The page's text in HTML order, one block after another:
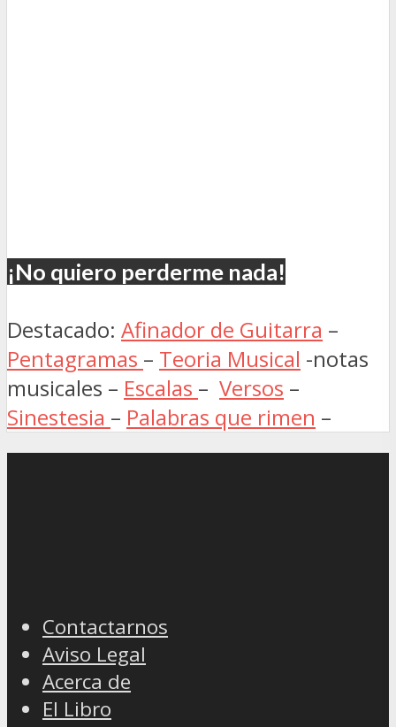
¡No quiero perderme nada!
Destacado: Afinador de Guitarra –
Pentagramas – Teoria Musical -notas
musicales – Escalas – Versos –
Sinestesia – Palabras que rimen –
Contactarnos
Aviso Legal
Acerca de
El Libro